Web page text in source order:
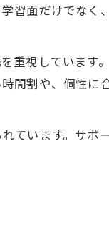
習面だけでなく
視しています。
間割や、個性に
ています。サポ